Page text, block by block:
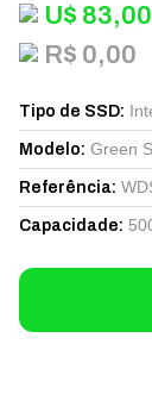
U$ 83,00
R$ 0,00
Tipo de SSD:
Modelo: Green
Referência:
Capacidade: